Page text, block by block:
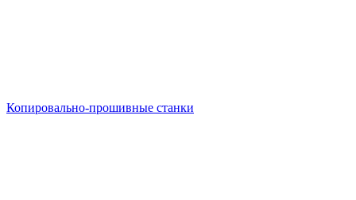
Копировально-прошивные станки